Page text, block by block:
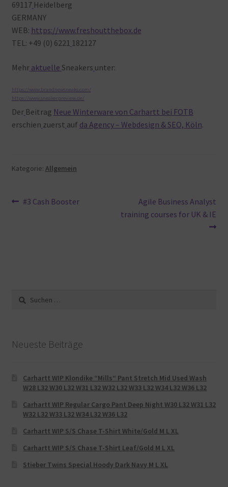
69117 Heidelberg
GERMANY
WEB: https://www.freshoutthebox.de
TEL: +49 (0) 6221 182127
Mehr aktuelle Sneakers unter:
https://www.brandnewsneaks.com/
https://www.sneakerpreview.de/
Der Beitrag Neue Winterware von Carhartt bei FOTB
erschien zuerst auf da Agency – Webdesign & SEO, Köln.
Kategorie: Allgemein
Beitragsnavigation
Vorheriger
#3 Cash Booster
Nächster
Beitrag:
Agile Business Analyst
training courses for UK & IE
Suche
nach:
Neueste Beiträge
Carhartt WIP Klondike “Mills“ Pant Stretch Mid Used Wash
W28 L32 W30 L32 W31 L32 W32 L32 W33 L32 W34 L32 W36 L32
Carhartt WIP Regular Cargo Pant Deep Night W30 L32 W31 L32
W32 L32 W33 L32 W34 L32 W36 L32
Carhartt WIP S/S Chase T-Shirt White/Gold M L XL
Carhartt WIP S/S Chase T-Shirt Leaf/Gold M L XL
Stieber Twins Special Hoody Dark Navy M L XL